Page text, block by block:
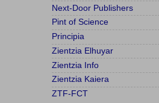
Next-Door Publishers
Pint of Science
Principia
Zientzia Elhuyar
Zientzia Info
Zientzia Kaiera
ZTF-FCT